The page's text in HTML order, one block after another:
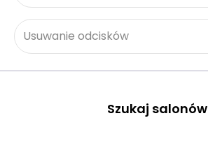
Usuwanie odcisków
Szukaj salonów